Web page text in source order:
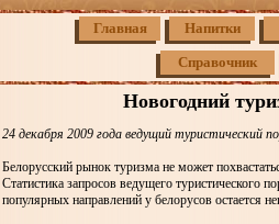
Главная Напитки
Справочник
Новогодний
24 декабря 2009 года ведущий туристический
Белорусский рынок туризма не может
Статистика запросов ведущего туристического
популярных направлений у белорусов остается